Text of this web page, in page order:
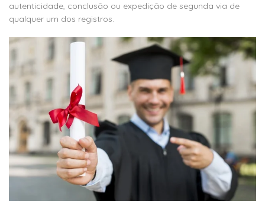
autenticidade, conclusão ou expedição de segunda via de
qualquer um dos registros.